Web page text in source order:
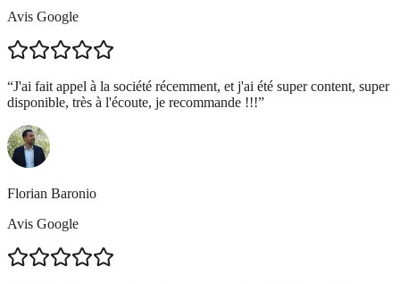
Avis Google
“J'ai fait appel à la société récemment, et j'ai été super content, super
disponible, très à l'écoute, je recommande !!!”
Florian Baronio
Avis Google